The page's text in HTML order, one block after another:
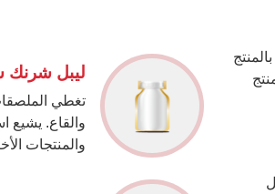
ليبل شرنك
تغطي
والقاع. يشيع
والمنتجات